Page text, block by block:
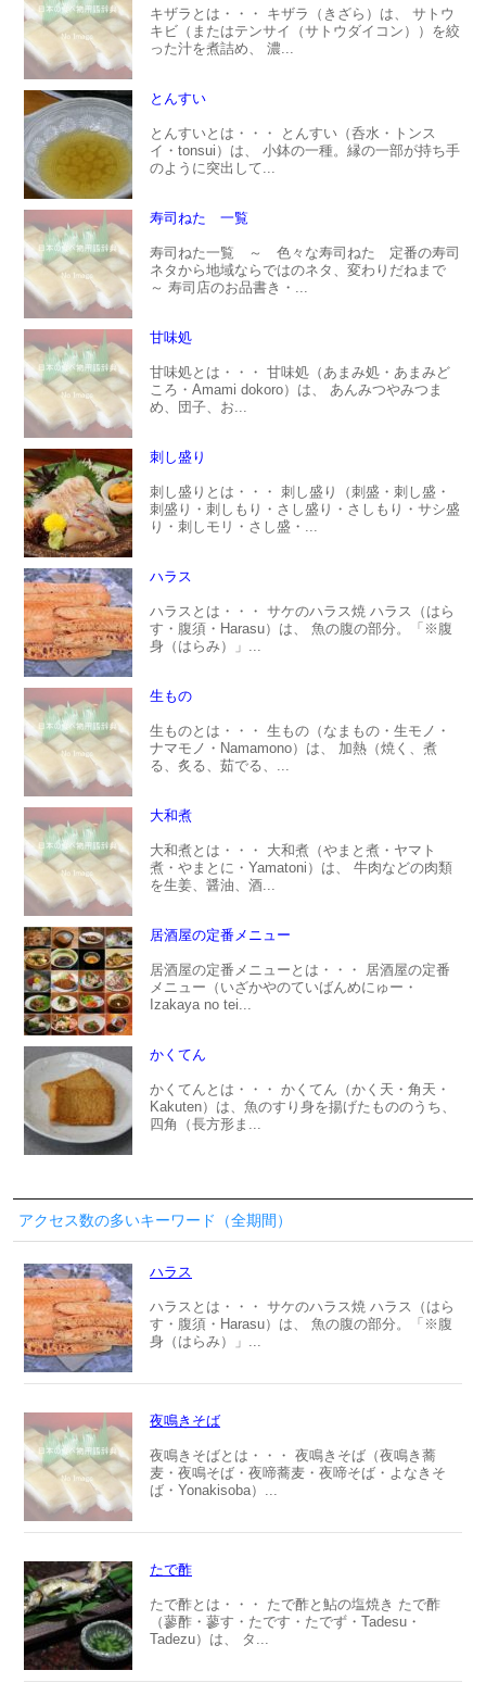
キザラとは・・・ キザラ（きざら）は、 サトウ
キビ（またはテンサイ（サトウダイコン））を絞
った汁を煮詰め、 濃...
とんすい
とんすいとは・・・ とんすい（呑水・トンス
イ・tonsui）は、 小鉢の一種。縁の一部が持ち手
のように突出して...
寿司ねた 一覧
寿司ねた一覧 ～ 色々な寿司ねた 定番の寿司
ネタから地域ならではのネタ、変わりだねまで
～ 寿司店のお品書き・...
甘味処
甘味処とは・・・ 甘味処（あまみ処・あまみど
ころ・Amami dokoro）は、 あんみつやみつま
め、団子、お...
刺し盛り
刺し盛りとは・・・ 刺し盛り（刺盛・刺し盛・
刺盛り・刺しもり・さし盛り・さしもり・サシ盛
り・刺しモリ・さし盛・...
ハラス
ハラスとは・・・ サケのハラス焼 ハラス（はら
す・腹須・Harasu）は、 魚の腹の部分。「※腹
身（はらみ）」...
生もの
生ものとは・・・ 生もの（なまもの・生モノ・
ナマモノ・Namamono）は、 加熱（焼く、煮
る、炙る、茹でる、...
大和煮
大和煮とは・・・ 大和煮（やまと煮・ヤマト
煮・やまとに・Yamatoni）は、 牛肉などの肉類
を生姜、醤油、酒...
居酒屋の定番メニュー
居酒屋の定番メニューとは・・・ 居酒屋の定番
メニュー（いざかやのていばんめにゅー・
Izakaya no tei...
かくてん
かくてんとは・・・ かくてん（かく天・角天・
Kakuten）は、魚のすり身を揚げたもののうち、
四角（長方形ま...
アクセス数の多いキーワード（全期間）
ハラス
ハラスとは・・・ サケのハラス焼 ハラス（はら
す・腹須・Harasu）は、 魚の腹の部分。「※腹
身（はらみ）」...
夜鳴きそば
夜鳴きそばとは・・・ 夜鳴きそば（夜鳴き蕎
麦・夜鳴そば・夜啼蕎麦・夜啼そば・よなきそ
ば・Yonakisoba）...
たで酢
たで酢とは・・・ たで酢と鮎の塩焼き たで酢
（蓼酢・蓼す・たです・たでず・Tadesu・
Tadezu）は、 タ...